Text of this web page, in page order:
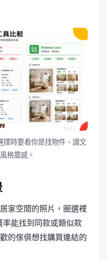
擇時要看你是找物件、讀文
格靈感。
家空間的照片，圈選裡
能找到同款或類似款
的傢俱想找購買連結的